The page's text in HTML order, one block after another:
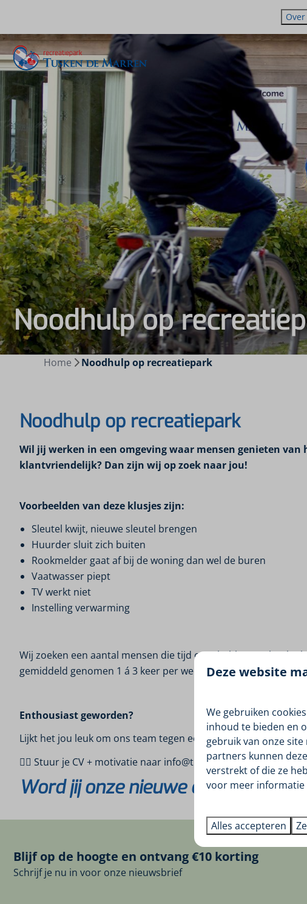
Noodhulp op
Home Noodhulp op recreatiepark
Noodhulp op recreatiepark
Wil jij werken in een omgeving waar mensen genieten
klantvriendelijk? Dan zijn wij op zoek naar jou!
Voorbeelden van deze klusjes zijn:
Sleutel kwijt, nieuwe sleutel brengen
Huurder sluit zich buiten
Rookmelder gaat af bij de woning dan wel de buren
Vaatwasser piept
TV werkt niet
Instelling verwarming
Wij zoeken een aantal mensen die tijd over hebben en het
gemiddeld genomen 1 á 3 keer per week wordt gebeld om
Enthousiast geworden?
Lijkt het jou leuk om ons team tegen een passende
👉🏼 Stuur je CV + motivatie naar info@tuskendemarren.nl en
Word jij onze nieuwe collega?
Blijf op de hoogte en ontvang €10 korting
Schrijf je nu in voor onze nieuwsbrief
Deze website
We gebruiken
inhoud te bieden en
gebruik van onze
partners kunnen
verstrekt of die ze
voor meer informatie
Alles accepteren